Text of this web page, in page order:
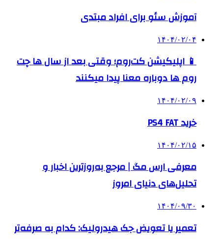
آموزش سئو برای افراد مبتدی
۱۴۰۴/۰۲/۰۴
📱 اپلیکیشن کت‌روم؛ وقتی بعد از سال ها چت
روم ها دوباره معنا پیدا میکنند
۱۴۰۴/۰۲/۰۹
خرید PS4 FAT
۱۴۰۴/۰۲/۱۵
معرفی ارس مگ | مرجع به‌روزترین اخبار و
تحلیل‌های دنیای امروز
۱۴۰۴/۰۹/۳۰
تعمیر یا تعویض جک هیدرولیک: کدام به صرفه‌تر